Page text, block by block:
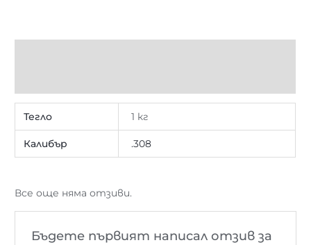
Тегло 1 кг
Калибър .308
Все още няма отзиви.
Бъдете първият написал отзив за